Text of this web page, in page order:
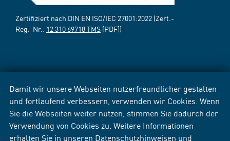
Damit wir unsere Webseiten nutzerfreundlicher gestalten
und fortlaufend verbessern, verwenden wir Cookies. Wenn
Sie die Webseiten weiter nutzen, stimmen Sie dadurch der
Verwendung von Cookies zu. Weitere Informationen
erhalten Sie in unseren Datenschutzhinweisen und
Zertifiziert nach DIN EN ISO/IEC 27001:2022 (Zert.-
Reg.-Nr.: 12 310 69718 TMS [PDF])